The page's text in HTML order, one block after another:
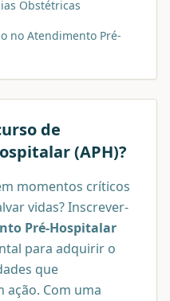
Obstétricas
no Atendimento Pré-
de
(APH)?
momentos críticos
vidas? Inscrever-
Pré-Hospitalar
para adquirir o
que
Com uma